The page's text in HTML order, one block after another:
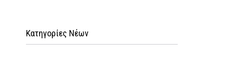
Κατηγορίες Νέων